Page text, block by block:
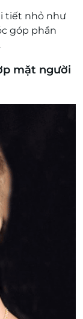
tiết nhỏ như
góp phần
mặt người